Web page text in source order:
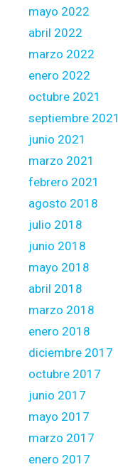
mayo 2022
abril 2022
marzo 2022
enero 2022
octubre 2021
septiembre 2021
junio 2021
marzo 2021
febrero 2021
agosto 2018
julio 2018
junio 2018
mayo 2018
abril 2018
marzo 2018
enero 2018
diciembre 2017
octubre 2017
junio 2017
mayo 2017
marzo 2017
enero 2017